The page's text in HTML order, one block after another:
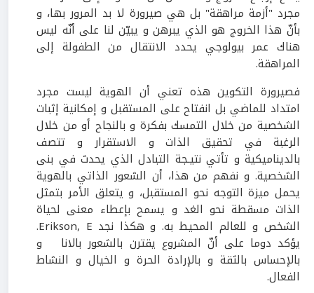
مجرد "أزمة مراهقة" بل هي صيرورة لا بد المرور بها، و
بأنّ هذا الخروج هو الذي يبرهن و يبيّن لنا على أنّه ليس
هناك عمر بيولوجي يحدد الانتقال من الطفولة إلى
المراهقة.
فصيرورة التكوين هذه تعني أن الهوية ليست مجرد
امتداد للماضي بل انفتاح على المستقبل و إمكانية إثبات
الشخصية من خلال التمسك بفكرة و بالنجاح أو من خلال
الرغبة في تحقيق الذات و الاستقرار و تتصف
بالديناميكية و تأتي نتيـجة التبادل الذي يحدث في بنى
الشخصية. و نفهم من هذا، أن الشعور الذاتي بالهوية
يحمل ميزة التوجه نحو المستقبل، و يتعلق الأمر بتمثل
الذات مسقطة نحو الغد و يسمح بإعطاء معنى لحياة
الشخص و للعالم المحيط به. و هكذا نجد Erikson, E.
يؤكد دوما على أنّ المشروع يقترن بالشعور بالانا و
بالإحساس بالثقة و بالإرادة الحرة و الخيال و النشاط
الفعال.